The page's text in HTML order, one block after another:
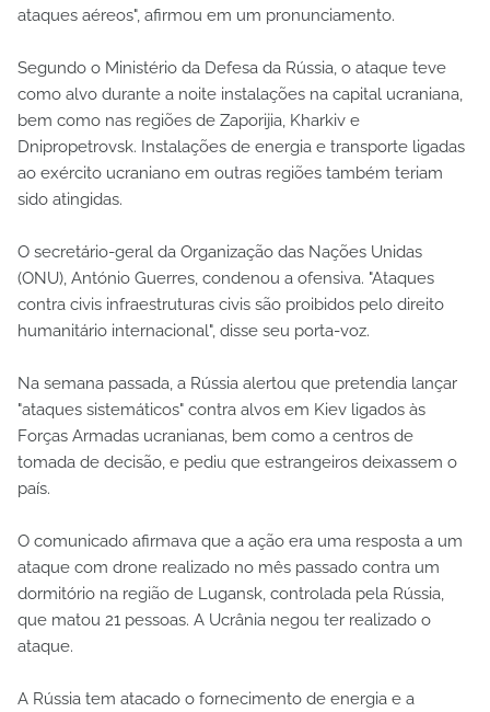
ataques aéreos", afirmou em um pronunciamento.
Segundo o Ministério da Defesa da Rússia, o ataque teve
como alvo durante a noite instalações na capital ucraniana,
bem como nas regiões de Zaporijia, Kharkiv e
Dnipropetrovsk. Instalações de energia e transporte ligadas
ao exército ucraniano em outras regiões também teriam
sido atingidas.
O secretário-geral da Organização das Nações Unidas
(ONU), António Guerres, condenou a ofensiva. "Ataques
contra civis infraestruturas civis são proibidos pelo direito
humanitário internacional", disse seu porta-voz.
Na semana passada, a Rússia alertou que pretendia lançar
"ataques sistemáticos" contra alvos em Kiev ligados às
Forças Armadas ucranianas, bem como a centros de
tomada de decisão, e pediu que estrangeiros deixassem o
país.
O comunicado afirmava que a ação era uma resposta a um
ataque com drone realizado no mês passado contra um
dormitório na região de Lugansk, controlada pela Rússia,
que matou 21 pessoas. A Ucrânia negou ter realizado o
ataque.
A Rússia tem atacado o fornecimento de energia e a